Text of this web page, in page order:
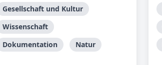
Gesellschaft und Kultur
Wissenschaft
Dokumentation
Natur